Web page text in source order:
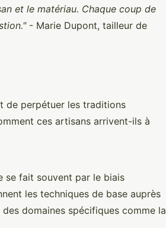
et le matériau. Chaque coup de
- Marie Dupont, tailleur de
de perpétuer les traditions
ces artisans arrivent-ils à
se fait souvent par le biais
les techniques de base auprès
domaines spécifiques comme la